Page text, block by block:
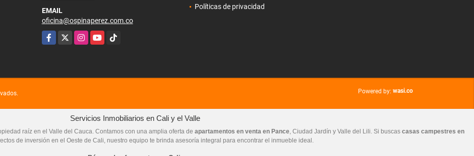
EMAIL
oficina@ospinaperez.com.co
Facebook
X InstagramYouTubeTikTok
Políticas de privacidad
Powered by: wasi.co
Servicios Inmobiliarios en Cali y el Valle
raíz en el Valle del Cauca. Contamos con una amplia oferta de apartamentos en venta en Pance, Ciudad Jardín y Valle del Lili. Si buscas casas campestres en
de inversión en el Oeste de Cali, nuestro equipo te brinda asesoría integral para encontrar el inmueble ideal.